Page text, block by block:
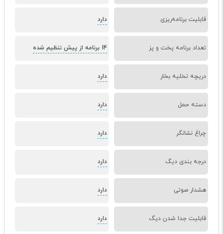
قابلیت برنامه‌ریزی دارد
تعداد برنامه پخت و پز 14 برنامه از پیش تنظیم شده
دریچه تخلیه بخار دارد
دسته حمل دارد
چراغ نشانگر دارد
درجه بندی دیگ دارد
هشدار صوتی دارد
قابلیت جدا شدن دیگ دارد